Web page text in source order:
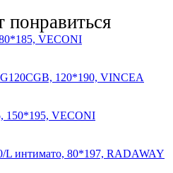
VECONI
120*190, VINCEA
150*195, VECONI
L интимато, 80*197, RADAWAY